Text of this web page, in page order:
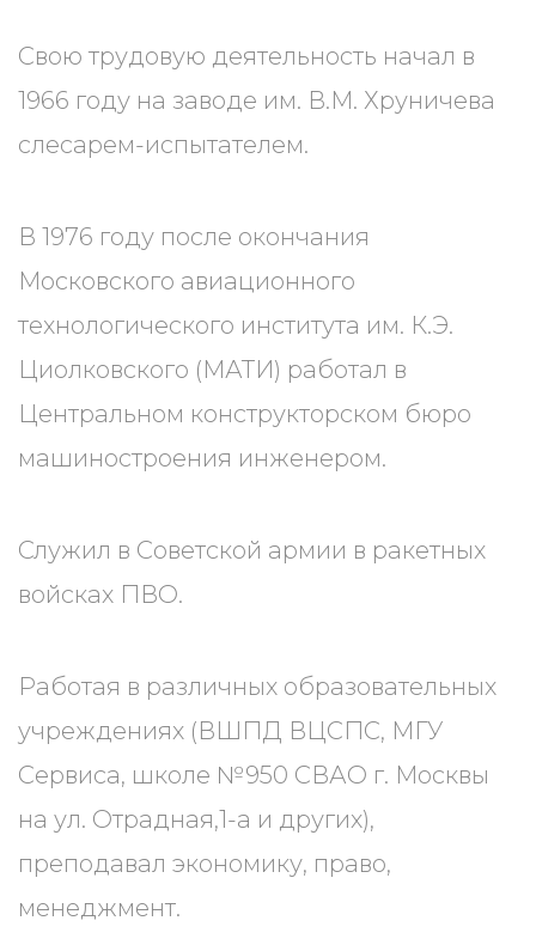
Свою трудовую деятельность начал в
1966 году на заводе им. В.М. Хруничева
слесарем-испытателем.
В 1976 году после окончания
Московского авиационного
технологического института им. К.Э.
Циолковского (МАТИ) работал в
Центральном конструкторском бюро
машиностроения инженером.
Служил в Советской армии в ракетных
войсках ПВО.
Работая в различных образовательных
учреждениях (ВШПД ВЦСПС, МГУ
Сервиса, школе №950 СВАО г. Москвы
на ул. Отрадная,1-а и других),
преподавал экономику, право,
менеджмент.